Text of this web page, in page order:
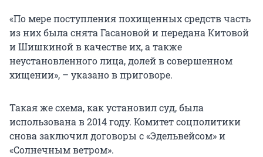
«По мере поступления похищенных средств часть
из них была снята Гасановой и передана Китовой
и Шишкиной в качестве их, а также
неустановленного лица, долей в совершенном
хищении», – указано в приговоре.
Такая же схема, как установил суд, была
использована в 2014 году. Комитет соцполитики
снова заключил договоры с «Эдельвейсом» и
«Солнечным ветром».